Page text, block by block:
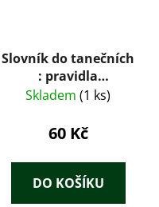
Slovník do tanečních
: pravidla
společenského
související
Skladem (1 ks)
60 Kč
DO KOŠÍKU